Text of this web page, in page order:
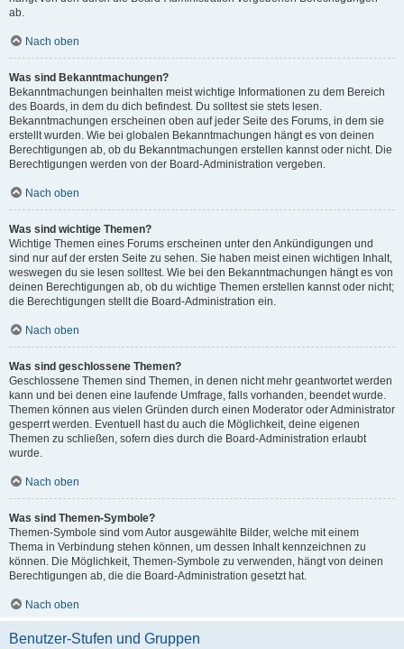
ab.
Nach oben
Was sind Bekanntmachungen?
Bekanntmachungen beinhalten meist wichtige Informationen zu dem Bereich
des Boards, in dem du dich befindest. Du solltest sie stets lesen.
Bekanntmachungen erscheinen oben auf jeder Seite des Forums, in dem sie
erstellt wurden. Wie bei globalen Bekanntmachungen hängt es von deinen
Berechtigungen ab, ob du Bekanntmachungen erstellen kannst oder nicht. Die
Berechtigungen werden von der Board-Administration vergeben.
Nach oben
Was sind wichtige Themen?
Wichtige Themen eines Forums erscheinen unter den Ankündigungen und
sind nur auf der ersten Seite zu sehen. Sie haben meist einen wichtigen Inhalt,
weswegen du sie lesen solltest. Wie bei den Bekanntmachungen hängt es von
deinen Berechtigungen ab, ob du wichtige Themen erstellen kannst oder nicht;
die Berechtigungen stellt die Board-Administration ein.
Nach oben
Was sind geschlossene Themen?
Geschlossene Themen sind Themen, in denen nicht mehr geantwortet werden
kann und bei denen eine laufende Umfrage, falls vorhanden, beendet wurde.
Themen können aus vielen Gründen durch einen Moderator oder Administrator
gesperrt werden. Eventuell hast du auch die Möglichkeit, deine eigenen
Themen zu schließen, sofern dies durch die Board-Administration erlaubt
wurde.
Nach oben
Was sind Themen-Symbole?
Themen-Symbole sind vom Autor ausgewählte Bilder, welche mit einem
Thema in Verbindung stehen können, um dessen Inhalt kennzeichnen zu
können. Die Möglichkeit, Themen-Symbole zu verwenden, hängt von deinen
Berechtigungen ab, die die Board-Administration gesetzt hat.
Nach oben
Benutzer-Stufen und Gruppen